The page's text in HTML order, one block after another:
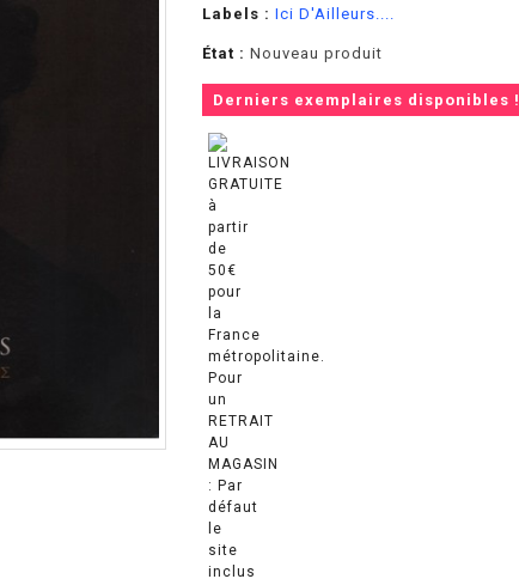
Labels : Ici D'Ailleurs....
État : Nouveau produit
Derniers exemplaires disponibles !